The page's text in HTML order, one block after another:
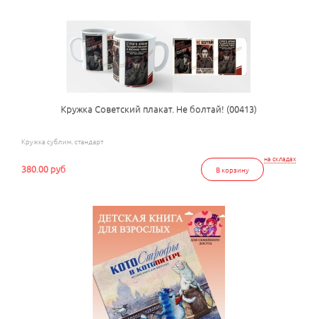
Кружка Советский плакат. Не болтай! (00413)
Кружка сублим. стандарт
на складах
В корзину
380.00 руб